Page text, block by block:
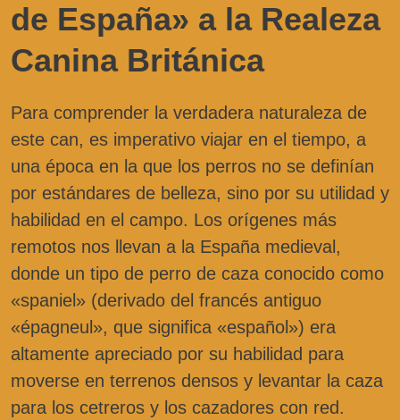
de España» a la Realeza
Canina Británica
Para comprender la verdadera naturaleza de
este can, es imperativo viajar en el tiempo, a
una época en la que los perros no se definían
por estándares de belleza, sino por su utilidad y
habilidad en el campo. Los orígenes más
remotos nos llevan a la España medieval,
donde un tipo de perro de caza conocido como
«spaniel» (derivado del francés antiguo
«épagneul», que significa «español») era
altamente apreciado por su habilidad para
moverse en terrenos densos y levantar la caza
para los cetreros y los cazadores con red.